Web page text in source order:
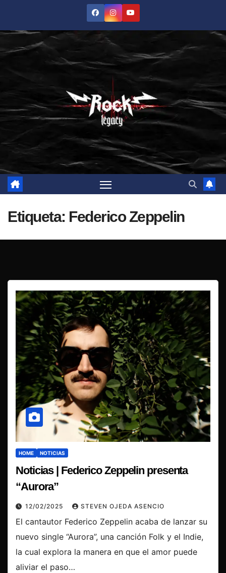
contenido
Etiqueta: Federico Zeppelin
HOME NOTICIAS
Noticias | Federico Zeppelin presenta
“Aurora”
12/02/2025 STEVEN OJEDA ASENCIO
El cantautor Federico Zeppelin acaba de lanzar su
nuevo single “Aurora”, una canción Folk y el Indie,
la cual explora la manera en que el amor puede
aliviar el paso…